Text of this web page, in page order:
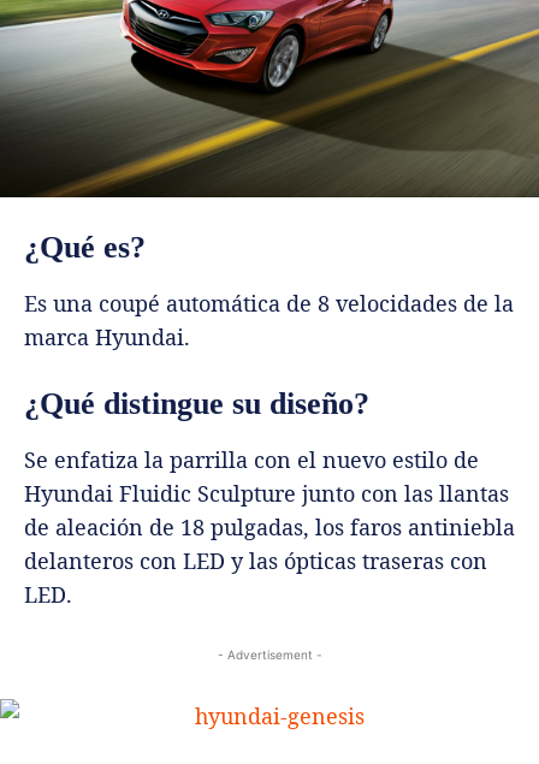
¿Qué es?
Es una coupé automática de 8 velocidades de la
marca Hyundai.
¿Qué distingue su diseño?
Se enfatiza la parrilla con el nuevo estilo de
Hyundai Fluidic Sculpture junto con las llantas
de aleación de 18 pulgadas, los faros antiniebla
delanteros con LED y las ópticas traseras con
LED.
- Advertisement -